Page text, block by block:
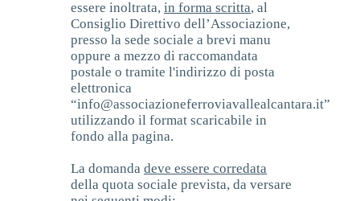
essere inoltrata, in forma scritta, al
Consiglio Direttivo dell’Associazione,
presso la sede sociale a brevi manu
oppure a mezzo di raccomandata
postale o tramite l'indirizzo di posta
elettronica
“info@associazioneferroviavallealcantara.it”
utilizzando il format scaricabile in
fondo alla pagina.
La domanda deve essere corredata
della quota sociale prevista, da versare